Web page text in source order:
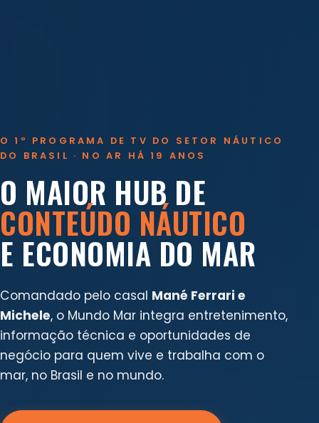
O 1º PROGRAMA DE TV DO SETOR NÁUTICO
DO BRASIL · NO AR HÁ 19 ANOS
O MAIOR HUB DE
CONTEÚDO NÁUTICO
E ECONOMIA DO MAR
Comandado pelo casal Mané Ferrari e
Michele, o Mundo Mar integra entretenimento,
informação técnica e oportunidades de
negócio para quem vive e trabalha com o
mar, no Brasil e no mundo.